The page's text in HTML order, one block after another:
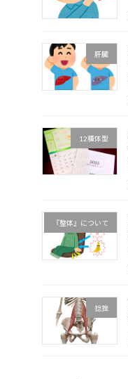
肝臓
12種体型
『整体』について
捻挫